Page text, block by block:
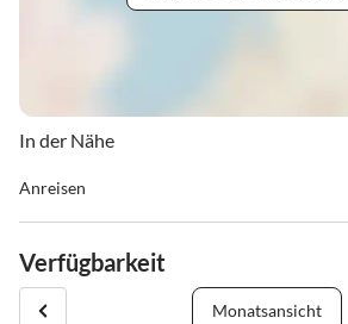
In der Nähe
Anreisen
Richtung Sallaberg am See auf der linken Seite
Verfügbarkeit
Monatsansicht